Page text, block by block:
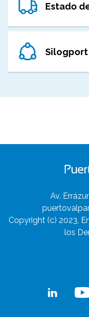
Estado
Silogport
Av.
Copyright (c) 2023,
los